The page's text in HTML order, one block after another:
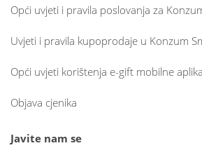
Opći uvjeti i pravila poslovanja za
Uvjeti i pravila kupoprodaje u Konzum
Opći uvjeti korištenja e-gift mobilne
Objava cjenika
Javite nam se